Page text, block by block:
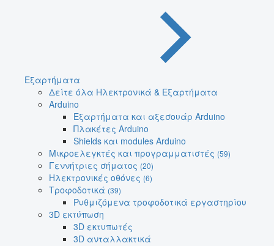
Εξαρτήματα
Δείτε όλα Ηλεκτρονικά & Εξαρτήματα
Arduino
Εξαρτήματα και αξεσουάρ Arduino
Πλακέτες Arduino
Shields και modules Arduino
Μικροελεγκτές και προγραμματιστές (59)
Γεννήτριες σήματος (20)
Ηλεκτρονικές οθόνες (6)
Τροφοδοτικά (39)
Ρυθμιζόμενα τροφοδοτικά εργαστηρίου
3D εκτύπωση
3D εκτυπωτές
3D ανταλλακτικά